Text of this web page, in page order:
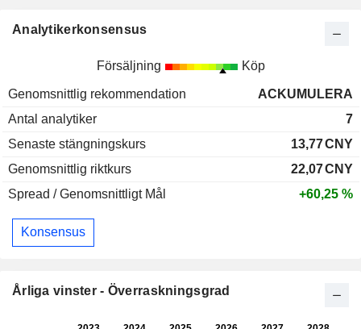
Analytikerkonsensus
Försäljning Köp
Genomsnittlig rekommendation
ACKUMULERA
Antal analytiker
7
Senaste stängningskurs
13,77CNY
Genomsnittlig riktkurs
22,07CNY
Spread / Genomsnittligt Mål
+60,25 %
Konsensus
Årliga vinster - Överraskningsgrad